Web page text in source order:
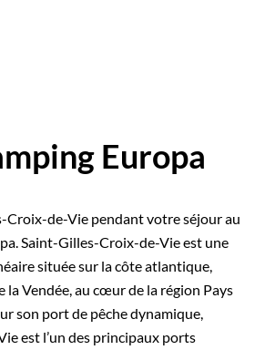
Europa
Croix-de-Vie pendant votre séjour au
Saint-Gilles-Croix-de-Vie est une
située sur la côte atlantique,
la Vendée, au cœur de la région Pays
son port de pêche dynamique,
est l’un des principaux ports